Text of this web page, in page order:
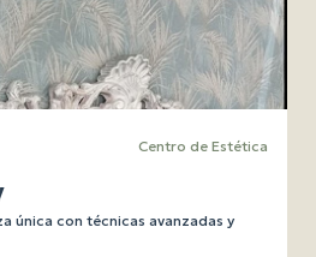
Centro de Estética
única con técnicas avanzadas y